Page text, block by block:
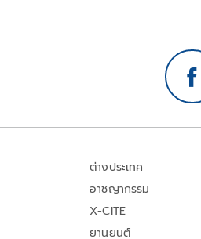
ต่างประเทศ
อาชญากรรม
X-CITE
ยานยนต์